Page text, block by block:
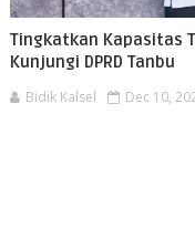
Tingkatkan Kapasitas
Kunjungi DPRD Tanbu
Bidik Kalsel Dec 10,